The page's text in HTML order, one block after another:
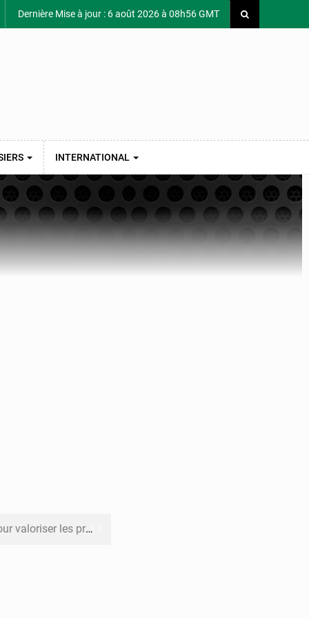
Dernière Mise à jour : 6 août 2026 à 08h56 GMT
INTERNATIONAL
forestiers non ligneux
sa feuille de route